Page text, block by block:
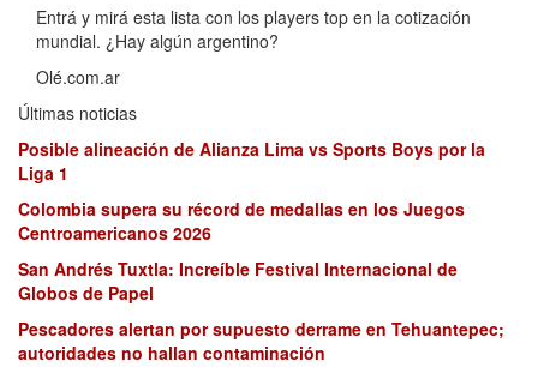
Entrá y mirá esta lista con los players top en la cotización
mundial. ¿Hay algún argentino?
Olé.com.ar
Últimas noticias
Posible alineación de Alianza Lima vs Sports Boys por la
Liga 1
Colombia supera su récord de medallas en los Juegos
Centroamericanos 2026
San Andrés Tuxtla: Increíble Festival Internacional de
Globos de Papel
Pescadores alertan por supuesto derrame en Tehuantepec;
autoridades no hallan contaminación